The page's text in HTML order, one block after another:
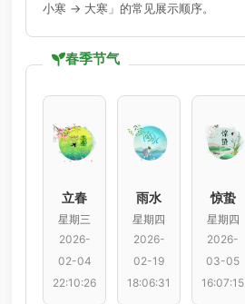
小寒 → 大寒」的常见展示顺序。
春季节气
立春
星期三
2026-
02-04
22:10:26
雨水
星期四
2026-
02-19
18:06:31
惊蛰
星期四
2026-
03-05
16:07:15